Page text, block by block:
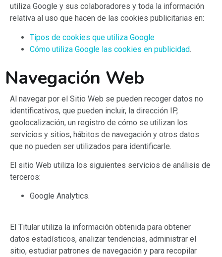
utiliza Google y sus colaboradores y toda la información
relativa al uso que hacen de las cookies publicitarias en:
Tipos de cookies que utiliza Google
Cómo utiliza Google las cookies en publicidad.
Navegación Web
Al navegar por el Sitio Web se pueden recoger datos no
identificativos, que pueden incluir, la dirección IP,
geolocalización, un registro de cómo se utilizan los
servicios y sitios, hábitos de navegación y otros datos
que no pueden ser utilizados para identificarle.
El sitio Web utiliza los siguientes servicios de análisis de
terceros:
Google Analytics.
El Titular utiliza la información obtenida para obtener
datos estadísticos, analizar tendencias, administrar el
sitio, estudiar patrones de navegación y para recopilar